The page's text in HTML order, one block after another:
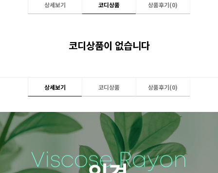
상세보기 코디상품 상품후기(0)
코디상품이 없습니다
상세보기 코디상품 상품후기(0)